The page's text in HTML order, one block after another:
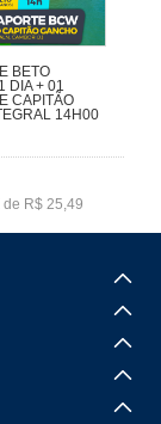
BETO
DIA + 01
CAPITÃO
14H00
de R$ 25,49